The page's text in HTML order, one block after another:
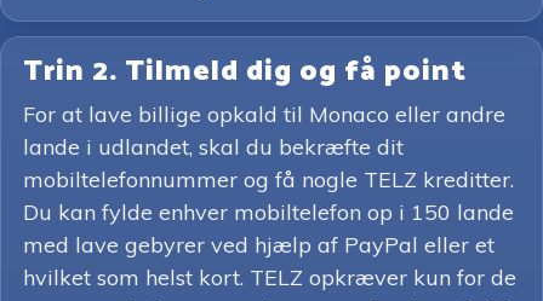
Trin 2. Tilmeld dig og få point
For at lave billige opkald til Monaco eller andre
lande i udlandet, skal du bekræfte dit
mobiltelefonnummer og få nogle TELZ kreditter.
Du kan fylde enhver mobiltelefon op i 150 lande
med lave gebyrer ved hjælp af PayPal eller et
hvilket som helst kort. TELZ opkræver kun for de